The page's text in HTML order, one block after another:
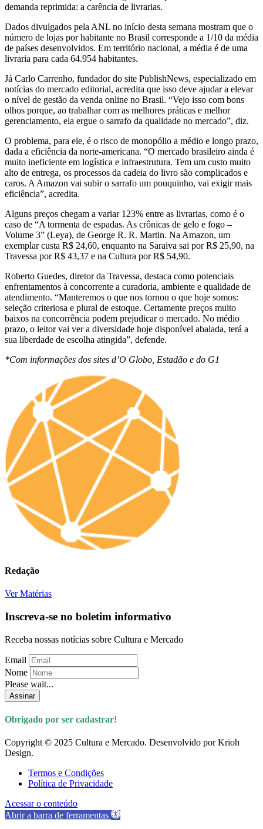
demanda reprimida: a carência de livrarias.
Dados divulgados pela ANL no início desta semana mostram que o
número de lojas por habitante no Brasil corresponde a 1/10 da média
de países desenvolvidos. Em território nacional, a média é de uma
livraria para cada 64.954 habitantes.
Já Carlo Carrenho, fundador do site PublishNews, especializado em
notícias do mercado editorial, acredita que isso deve ajudar a elevar
o nível de gestão da venda online no Brasil. “Vejo isso com bons
olhos porque, ao trabalhar com as melhores práticas e melhor
gerenciamento, ela ergue o sarrafo da qualidade no mercado”, diz.
O problema, para ele, é o risco de monopólio a médio e longo prazo,
dada a eficiência da norte-americana. “O mercado brasileiro ainda é
muito ineficiente em logística e infraestrutura. Tem um custo muito
alto de entrega, os processos da cadeia do livro são complicados e
caros. A Amazon vai subir o sarrafo um pouquinho, vai exigir mais
eficiência”, acredita.
Alguns preços chegam a variar 123% entre as livrarias, como é o
caso de “A tormenta de espadas. As crônicas de gelo e fogo –
Volume 3” (Leya), de George R. R. Martin. Na Amazon, um
exemplar custa R$ 24,60, enquanto na Saraiva sai por R$ 25,90, na
Travessa por R$ 43,37 e na Cultura por R$ 54,90.
Roberto Guedes, diretor da Travessa, destaca como potenciais
enfrentamentos à concorrente a curadoria, ambiente e qualidade de
atendimento. “Manteremos o que nos tornou o que hoje somos:
seleção criteriosa e plural de estoque. Certamente preços muito
baixos na concorrência podem prejudicar o mercado. No médio
prazo, o leitor vai ver a diversidade hoje disponível abalada, terá a
sua liberdade de escolha atingida”, defende.
*Com informações dos sites d’O Globo, Estadão e do G1
Redação
Ver Matérias
Inscreva-se no boletim informativo
Receba nossas notícias sobre Cultura e Mercado
Email
Nome
Please wait...
Assinar
Obrigado por ser cadastrar!
Copyright © 2025 Cultura e Mercado. Desenvolvido por Krioh
Design.
Termos e Condições
Política de Privacidade
Acessar o conteúdo
Abrir a barra de ferramentas